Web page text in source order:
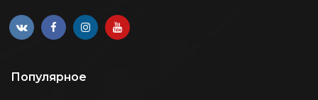
Популярное